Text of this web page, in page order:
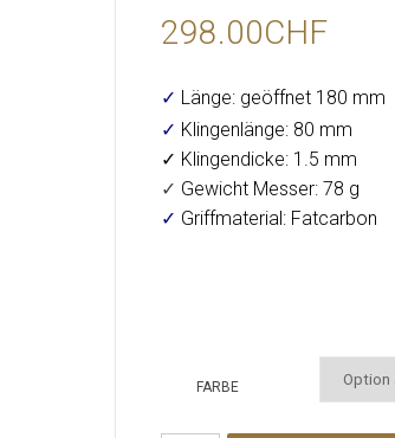
298.00CHF
✓ Länge: geöffnet 180 mm
✓ Klingenlänge: 80 mm
✓ Klingendicke: 1.5 mm
✓ Gewicht Messer: 78 g
✓ Griffmaterial: Fatcarbon
FARBE